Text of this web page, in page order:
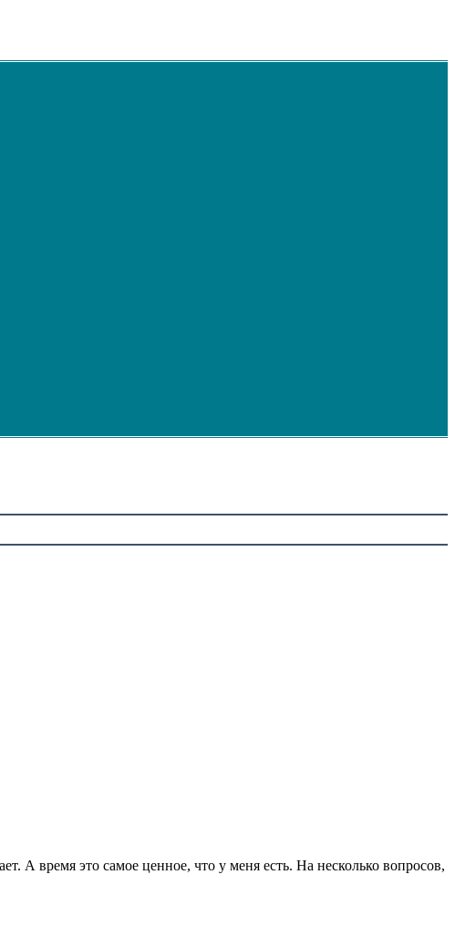
А время это самое ценное, что у меня есть. На несколько вопросов,